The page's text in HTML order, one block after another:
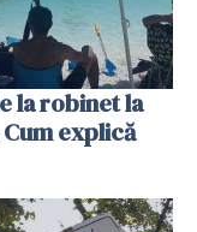
la robinet la
explică